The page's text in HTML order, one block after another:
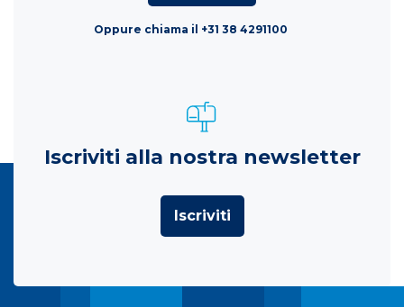
Oppure chiama il +31 38 4291100
Iscriviti alla nostra newsletter
Iscriviti